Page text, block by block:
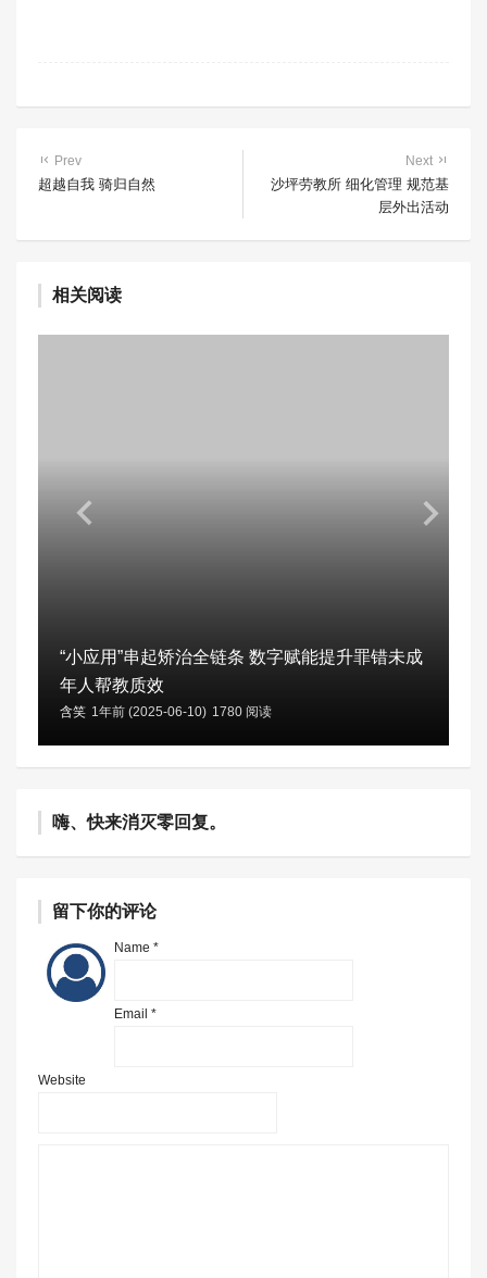
Prev
超越自我 骑归自然
Next
沙坪劳教所 细化管理 规范基
层外出活动
相关阅读
“小应用”串起矫治全链条 数字赋能提升罪错未成
年人帮教质效
含笑 1年前 (2025-06-10) 1780 阅读
嗨、快来消灭零回复。
留下你的评论
Name *
Email *
Website